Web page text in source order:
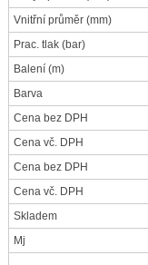
Vnitřní průměr (mm)
Prac. tlak (bar)
Balení (m)
Barva
Cena bez DPH
Cena vč. DPH
Cena bez DPH
Cena vč. DPH
Skladem
Mj